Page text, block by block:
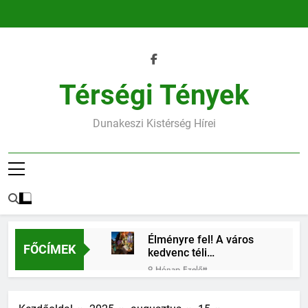
Térségi Tények
Dunakeszi Kistérség Hírei
FŐCÍMEK
Élményre fel! A város
kedvenc téli
találkozóhelye vár rád
9 Hónap Ezelőtt
9 Hónap Ezelőtt